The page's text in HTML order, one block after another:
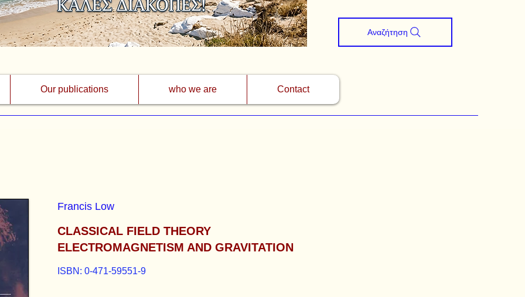
Our publications who we are Contact
Αναζήτηση
Francis Low
CLASSICAL FIELD THEORY
ELECTROMAGNETISM AND GRAVITATION
ISBN: 0-471-59551-9